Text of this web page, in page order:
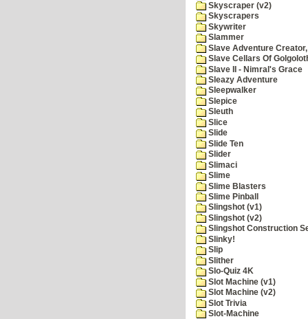
Skyscraper (v2)
Skyscrapers
Skywriter
Slammer
Slave Adventure Creator,
Slave Cellars Of
Slave II - Nimral's Grace
Sleazy Adventure
Sleepwalker
Slepice
Sleuth
Slice
Slide
Slide Ten
Slider
Slimaci
Slime
Slime Blasters
Slime Pinball
Slingshot (v1)
Slingshot (v2)
Slingshot Construction
Slinky!
Slip
Slither
Slo-Quiz 4K
Slot Machine (v1)
Slot Machine (v2)
Slot Trivia
Slot-Machine